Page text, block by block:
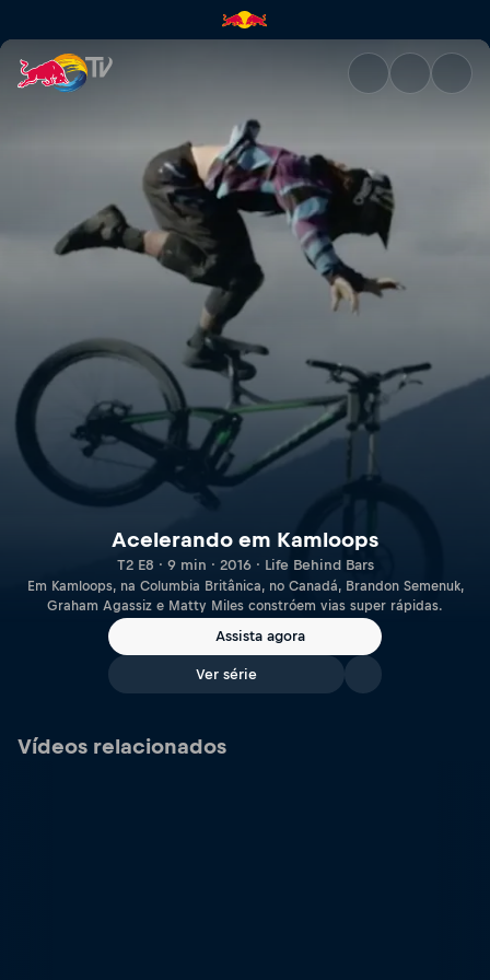
Acelerando em Kamloops |
Acelerando em Kamloops
T2 E8 · 9 min · 2016 · Life Behind Bars
Em Kamloops, na Columbia Britânica, no Canadá, Brandon Semenuk,
Graham Agassiz e Matty Miles constróem vias super rápidas.
Assista agora
Ver série
Vídeos relacionados